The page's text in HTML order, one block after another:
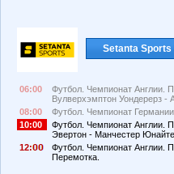
Setanta
06:00
Футбол. Чемпионат Англии.
Вулверхэмптон Уондерерз -
08:00
Футбол. Чемпионат
10:00
Футбол. Чемпионат Англии.
Эвертон - Манчестер
12:
Футбол. Чемпионат Англии.
Перемотка.